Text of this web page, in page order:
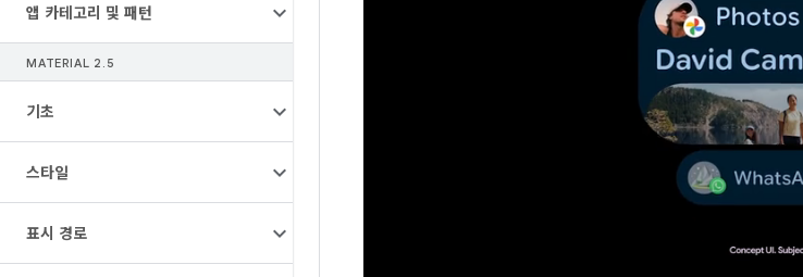
앱 카테고리 및 패턴
MATERIAL 2 . 5
기초
스타일
표시 경로